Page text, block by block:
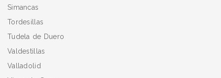
Simancas
Tordesillas
Tudela de Duero
Valdestillas
Valladolid